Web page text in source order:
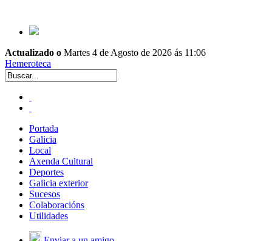
Actualizado o Martes 4 de Agosto de 2026 ás 11:06
Hemeroteca
Portada
Galicia
Local
Axenda Cultural
Deportes
Galicia exterior
Sucesos
Colaboracións
Utilidades